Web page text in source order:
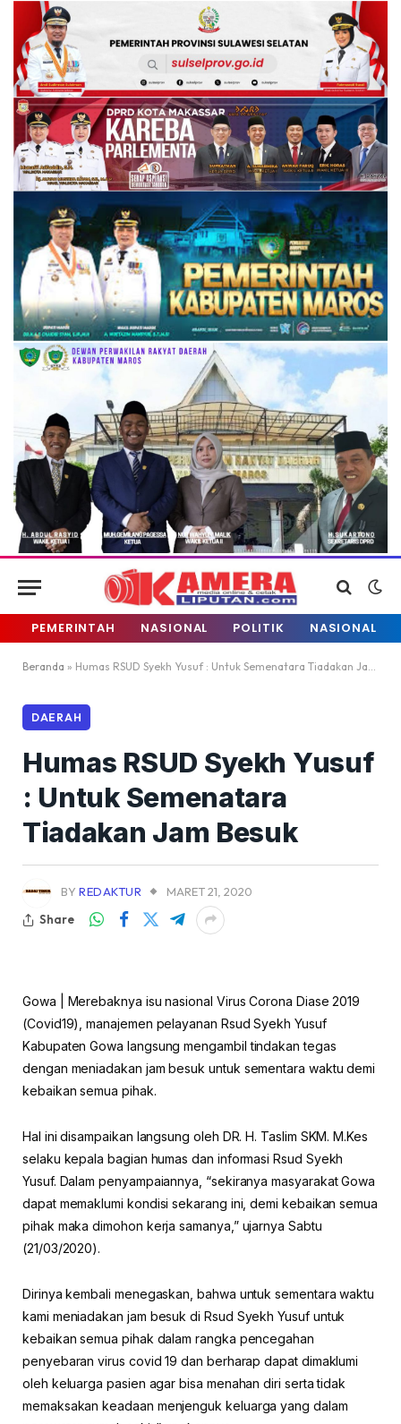
PEMERINTAH NASIONAL POLITIK NASIONAL
Beranda » Humas RSUD Syekh Yusuf : Untuk Semenatara Tiadakan Jam Besuk
DAERAH
Humas RSUD Syekh Yusuf
: Untuk Semenatara
Tiadakan Jam Besuk
BY REDAKTUR
MARET 21, 2020
Share
Gowa | Merebaknya isu nasional Virus Corona Diase 2019
(Covid19), manajemen pelayanan Rsud Syekh Yusuf
Kabupaten Gowa langsung mengambil tindakan tegas
dengan meniadakan jam besuk untuk sementara waktu demi
kebaikan semua pihak.
Hal ini disampaikan langsung oleh DR. H. Taslim SKM. M.Kes
selaku kepala bagian humas dan informasi Rsud Syekh
Yusuf. Dalam penyampaiannya, “sekiranya masyarakat Gowa
dapat memaklumi kondisi sekarang ini, demi kebaikan semua
pihak maka dimohon kerja samanya,” ujarnya Sabtu
(21/03/2020).
Dirinya kembali menegaskan, bahwa untuk sementara waktu
kami meniadakan jam besuk di Rsud Syekh Yusuf untuk
kebaikan semua pihak dalam rangka pencegahan
penyebaran virus covid 19 dan berharap dapat dimaklumi
oleh keluarga pasien agar bisa menahan diri serta tidak
memaksakan keadaan menjenguk keluarga yang dalam